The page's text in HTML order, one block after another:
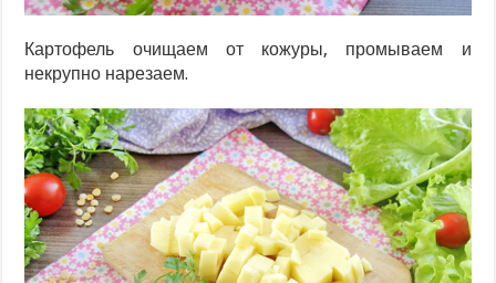
Картофель очищаем от кожуры, промываем и
некрупно нарезаем.